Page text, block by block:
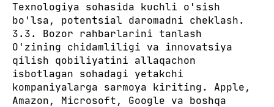
Texnologiya sohasida kuchli o'sish
bo'lsa, potentsial daromadni cheklash.
3.3. Bozor rahbarlarini tanlash
O'zining chidamliligi va innovatsiya
qilish qobiliyatini allaqachon
isbotlagan sohadagi yetakchi
kompaniyalarga sarmoya kiriting. Apple,
Amazon, Microsoft, Google va boshqa